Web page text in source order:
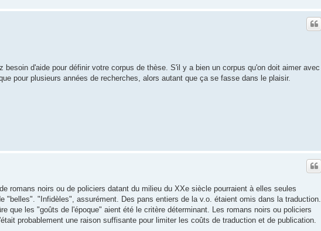
d'aide pour définir votre corpus de thèse. S'il y a bien un corpus qu'on doit aimer avec
pour plusieurs années de recherches, alors autant que ça se fasse dans le plaisir.
romans noirs ou de policiers datant du milieu du XXe siècle pourraient à elles seules
"belles". "Infidèles", assurément. Des pans entiers de la v.o. étaient omis dans la traduction.
que les "goûts de l'époque" aient été le critère déterminant. Les romans noirs ou policiers
probablement une raison suffisante pour limiter les coûts de traduction et de publication.